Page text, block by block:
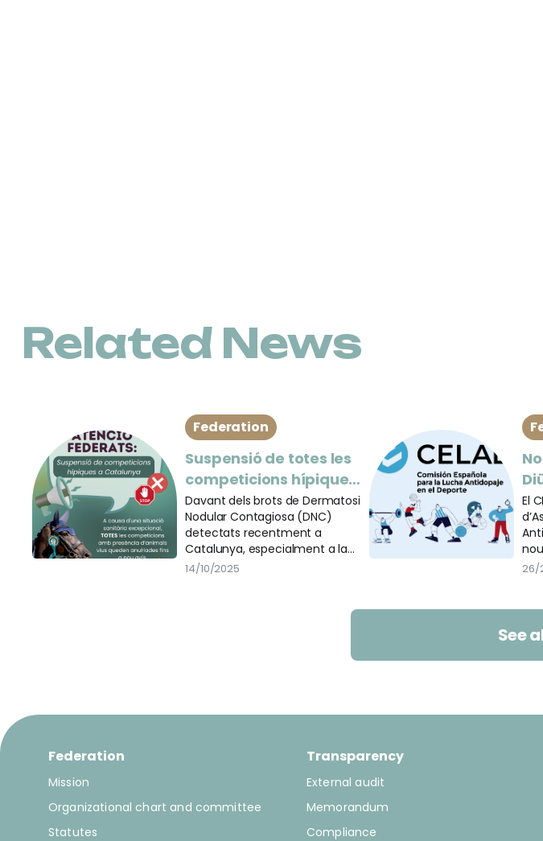
Related News
Federation
Suspensió de totes les
competicions hípiques
a Catalunya per motius
sanitaris
Davant dels brots de Dermatosi
Nodular Contagiosa (DNC)
detectats recentment a
Catalunya, especialment a la
zona de Girona, i seguint les
totes les competicions hípiques
14/10/2025
El
26/
See
Federation
Mission
Organizational chart and committee
Statutes
Transparency
External audit
Memorandum
Compliance